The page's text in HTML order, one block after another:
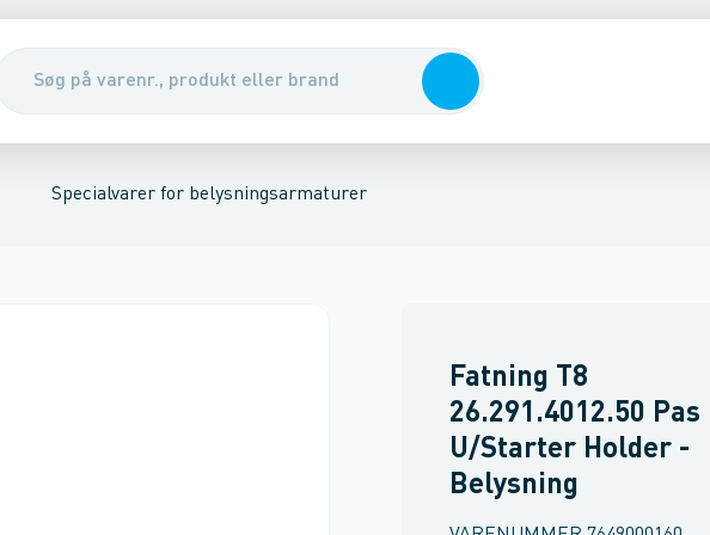
Specialvarer for belysningsarmaturer
og gadeNedgravningsarmaturGrundarmatur
Fatning T8
26.291.4012.50 Pas
U/Starter Holder -
Belysning